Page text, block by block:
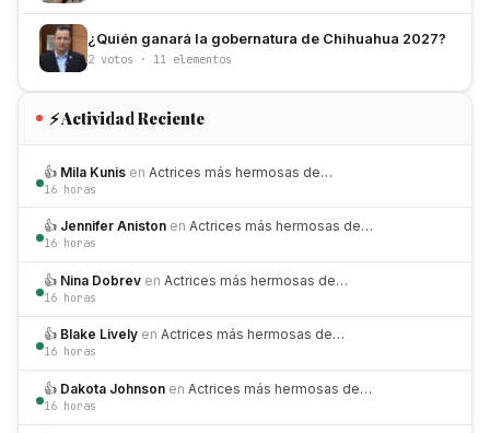
¿Quién ganará la gobernatura de Chihuahua 2027?
2 votos · 11 elementos
⚡ Actividad Reciente
👍 Mila Kunis en Actrices más hermosas de…
16 horas
👍 Jennifer Aniston en Actrices más hermosas de…
16 horas
👍 Nina Dobrev en Actrices más hermosas de…
16 horas
👍 Blake Lively en Actrices más hermosas de…
16 horas
👍 Dakota Johnson en Actrices más hermosas de…
16 horas